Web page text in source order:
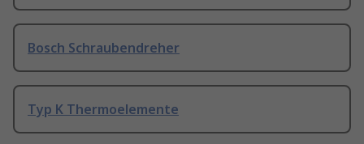
Bosch Schraubendreher
Typ K Thermoelemente